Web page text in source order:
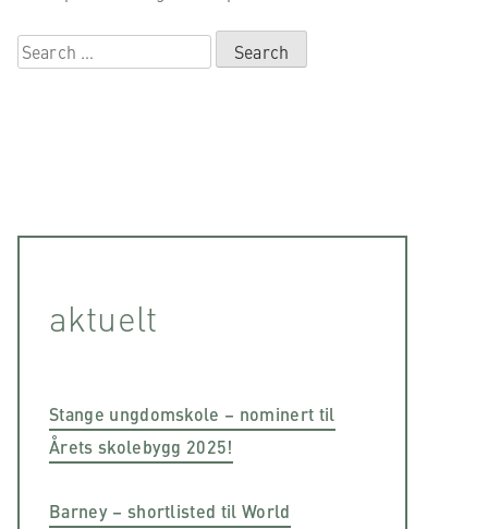
Search
for:
aktuelt
Stange ungdomskole – nominert til
Årets skolebygg 2025!
Barney – shortlisted til World